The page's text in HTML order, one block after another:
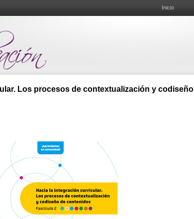
Inicio
Los procesos de contextualización y codiseño